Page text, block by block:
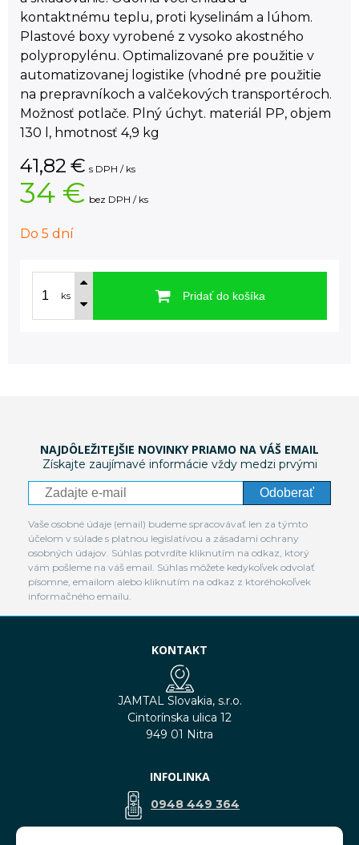
kontaktnému teplu, proti kyselinám a lúhom.
Plastové boxy vyrobené z vysoko akostného
polypropylénu. Optimalizované pre použitie v
automatizovanej logistike (vhodné pre použitie
na prepravníkoch a valčekových transportéroch.
Možnosť potlače. Plný úchyt. materiál PP, objem
130 l, hmotnosť 4,9 kg
41,82 € s DPH / ks
34 € bez DPH / ks
Do 5 dní
ks Pridať do košíka
NAJDÔLEŽITEJŠIE NOVINKY PRIAMO NA VÁŠ EMAIL
Získajte zaujímavé informácie vždy medzi prvými
Odoberať
Vaše osobné údaje (email) budeme spracovávať len za týmto
účelom v súlade s platnou legislatívou a zásadami ochrany
osobných údajov. Súhlas potvrdíte kliknutím na odkaz, ktorý
vám pošleme na váš email. Súhlas môžete kedykoľvek odvolať
písomne, emailom alebo kliknutím na odkaz z ktoréhokoľvek
informačného emailu.
KONTAKT
JAMTAL Slovakia, s.r.o.
Cintorínska ulica 12
949 01 Nitra
INFOLINKA
0948 449 364